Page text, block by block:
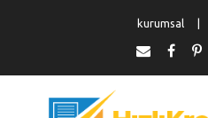
kurumsal